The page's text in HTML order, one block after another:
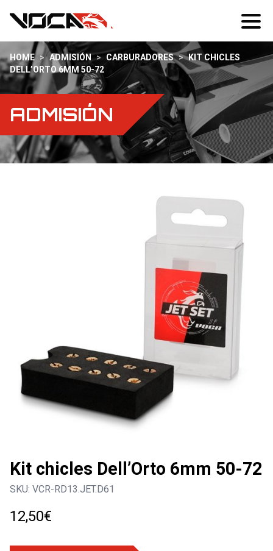
HOME > ADMISIÓN > CARBURADORES > KIT CHICLES
DELL’ORTO 6MM 50-72
ADMISIÓN
Kit chicles Dell’Orto 6mm 50-72
SKU: VCR-RD13.JET.D61
12,50€